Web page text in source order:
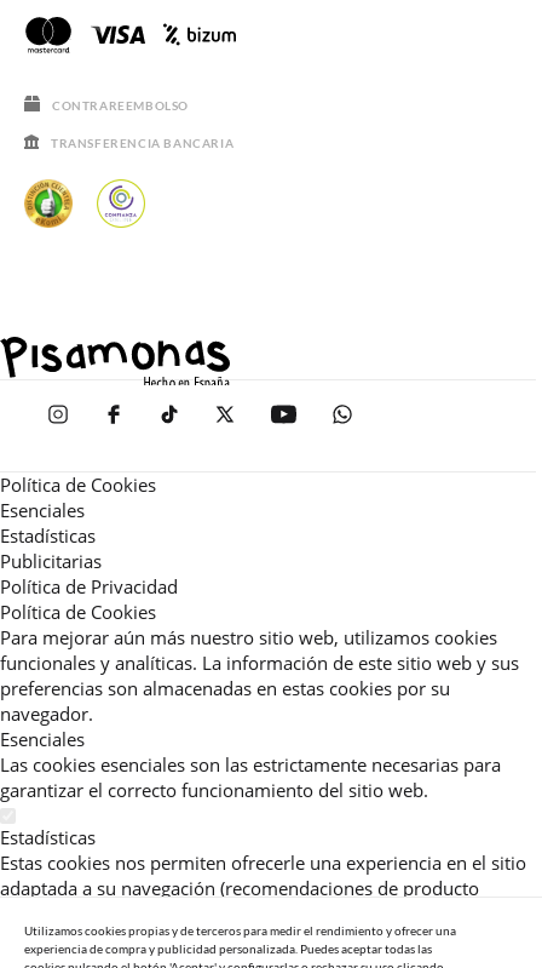
CONTRAREEMBOLSO
TRANSFERENCIA BANCARIA
Política de Cookies
Esenciales
Estadísticas
Publicitarias
Política de Privacidad
Política de Cookies
Para mejorar aún más nuestro sitio web, utilizamos cookies
funcionales y analíticas. La información de este sitio web y sus
preferencias son almacenadas en estas cookies por su
navegador.
Esenciales
Las cookies esenciales son las estrictamente necesarias para
garantizar el correcto funcionamiento del sitio web.
Estadísticas
Estas cookies nos permiten ofrecerle una experiencia en el sitio
adaptada a su navegación (recomendaciones de producto
consultadas, etc).Al activar esta cookie, nos ayuda a mejorar aún
Utilizamos cookies propias y de terceros para medir el rendimiento y ofrecer una
experiencia de compra y publicidad personalizada. Puedes aceptar todas las